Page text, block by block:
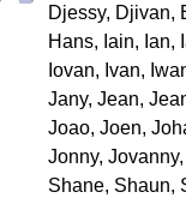
Djessy, Djivan,
Hans, Iain, Ian,
Iovan, Ivan,
Jany, Jean,
Joao, Joen,
Jonny, Jovanny,
Shane, Shaun,